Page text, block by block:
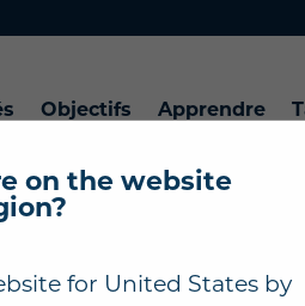
on the website
for United States by
Objectifs Apprendre